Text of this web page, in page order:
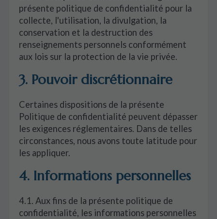
présente politique de confidentialité pour la
collecte, l'utilisation, la divulgation, la
conservation et la destruction des
renseignements personnels conformément
aux lois sur la protection de la vie privée.
3. Pouvoir discrétionnaire
Certaines dispositions de la présente
Politique de confidentialité peuvent dépasser
les exigences réglementaires. Dans de telles
circonstances, nous avons toute latitude pour
les appliquer.
4. Informations personnelles
4.1. Aux fins de la présente politique de
confidentialité, les informations personnelles